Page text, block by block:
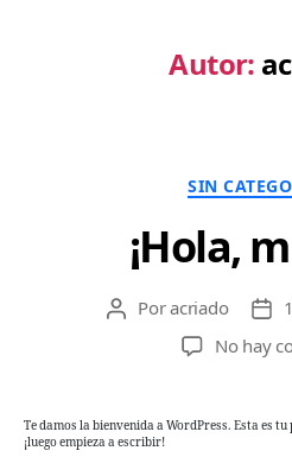
Autor:
SIN
¡Hola,
Poracriado
No hay
Te damos la bienvenida a WordPress. Esta es
¡luego empieza a escribir!